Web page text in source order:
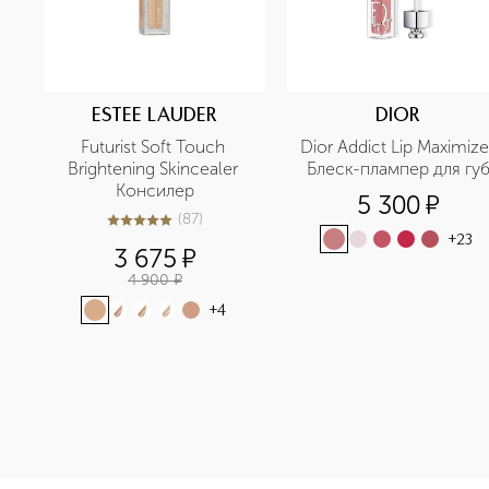
ESTEE LAUDER
Futurist Soft Touch
Brightening Skincealer
Консилер
5из 587 (87)
3 675 ¤
4 900 ¤
+4
DIOR
Dior Addict Lip
Блеск-плампер для губ
5 300¤
+23